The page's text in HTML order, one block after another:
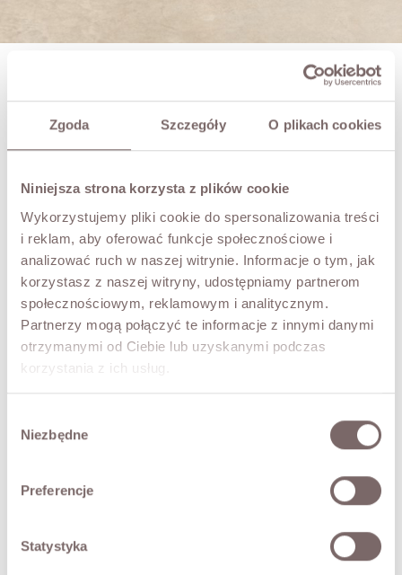
Zgoda Szczegóły O plikach cookies
Niniejsza strona korzysta z plików cookie
Wykorzystujemy pliki cookie do spersonalizowania treści
i reklam, aby oferować funkcje społecznościowe i
analizować ruch w naszej witrynie. Informacje o tym, jak
korzystasz z naszej witryny, udostępniamy partnerom
społecznościowym, reklamowym i analitycznym.
Partnerzy mogą połączyć te informacje z innymi danymi
otrzymanymi od Ciebie lub uzyskanymi podczas
korzystania z ich usług.
zgody
Niezbędne
Preferencje
Statystyka
SIZE
COLOR
Black
Ostatnie sztuki!
THIS SIZE IS CURRENTLY UNAVAILABLE
Enter your email to be notified when it is available
A long viscose skirt. Elasticated at the waist and gently